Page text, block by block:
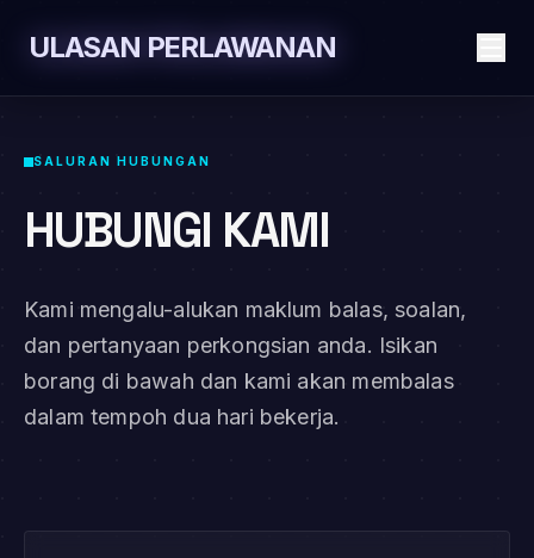
ULASAN PERLAWANAN
SALURAN HUBUNGAN
HUBUNGI KAMI
Kami mengalu-alukan maklum balas, soalan,
dan pertanyaan perkongsian anda. Isikan
borang di bawah dan kami akan membalas
dalam tempoh dua hari bekerja.